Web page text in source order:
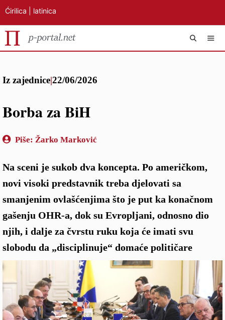
sadržaj
Ćirilica latinica
Iz zajednice|22/06/2026
Borba za BiH
Piše: Žarko Marković
Na sceni je sukob dva koncepta. Po američkom,
novi visoki predstavnik treba djelovati sa
smanjenim ovlašćenjima što je put ka konačnom
gašenju OHR-a, dok su Evropljani, odnosno dio
njih, i dalje za čvrstu ruku koja će imati svu
slobodu da „disciplinuje“ domaće političare